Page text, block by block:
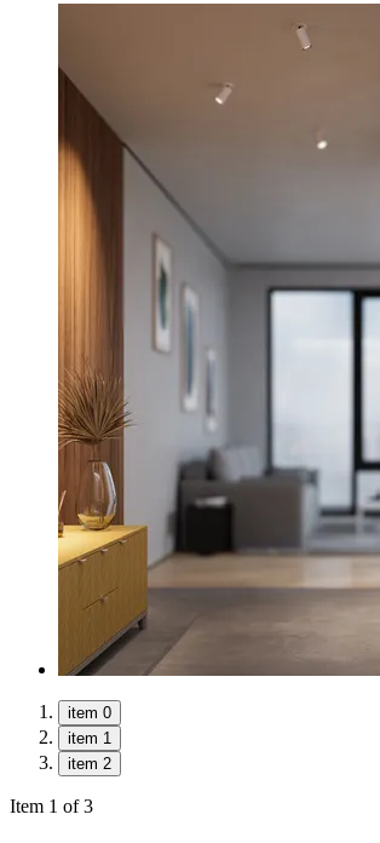
item 0
item 1
item 2
Item 1 of 3